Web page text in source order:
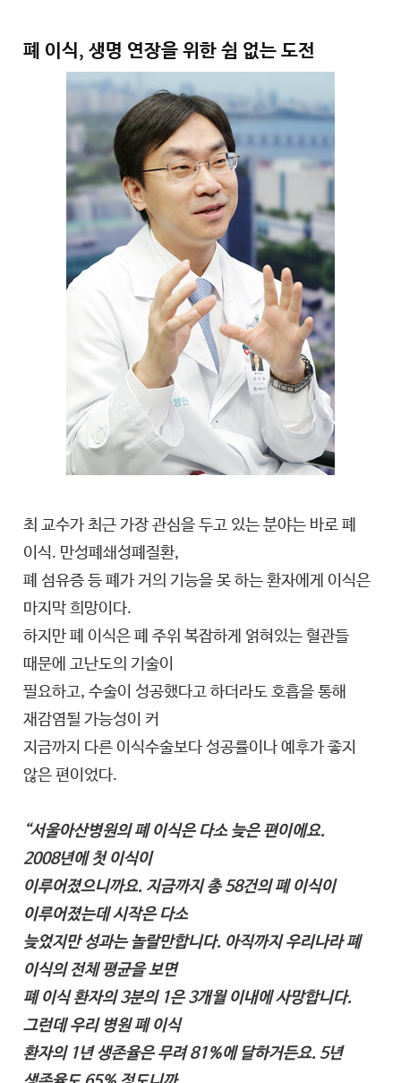
폐 이식, 생명 연장을 위한 쉼 없는 도전
최 교수가 최근 가장 관심을 두고 있는 분야는 바로 폐
이식. 만성폐쇄성폐질환,
폐 섬유증 등 폐가 거의 기능을 못 하는 환자에게 이식은
마지막 희망이다.
하지만 폐 이식은 폐 주위 복잡하게 얽혀있는 혈관들
때문에 고난도의 기술이
필요하고, 수술이 성공했다고 하더라도 호흡을 통해
재감염될 가능성이 커
지금까지 다른 이식수술보다 성공률이나 예후가 좋지
않은 편이었다.
“서울아산병원의 폐 이식은 다소 늦은 편이에요.
2008년에 첫 이식이
이루어졌으니까요. 지금까지 총 58건의 폐 이식이
이루어졌는데 시작은 다소
늦었지만 성과는 놀랄만합니다. 아직까지 우리나라 폐
이식의 전체 평균을 보면
폐 이식 환자의 3분의 1은 3개월 이내에 사망합니다.
그런데 우리 병원 폐 이식
환자의 1년 생존율은 무려 81%에 달하거든요. 5년